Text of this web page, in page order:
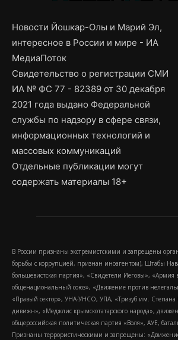
Новости Йошкар-Олы и Марий Эл,
интересное в России и мире - ИА
МедиаПоток
Свидетельство о регистрации СМИ
ИА № ФС 77 - 82389 от 30 декабря
2021 года выдано Федеральной
службы по надзору в сфере связи,
информационных технологий и
массовых коммуникаций
Отдельные публикации могут
содержать материалы 18+
В России признаны экстремистскими и запрещены
борьбы с коррупцией, признан иноагентом), Штабы
большевистская партия», «Свидетели Иеговы», «Армия
общенациональный союз», «Движение против
«Правый сектор», УНА-УНСО, УПА, «Тризуб им.
дивижн», «Меджлис крымскотатарского народа»,
общероссийская политическая партия «Воля», АУЕ,
Признаны террористическими и запрещены: